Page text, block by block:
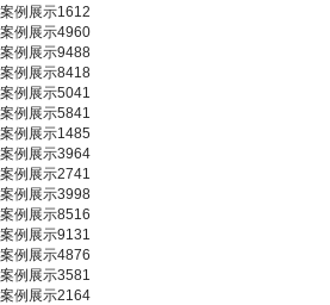
案例展示1612
案例展示4960
案例展示9488
案例展示8418
案例展示5041
案例展示5841
案例展示1485
案例展示3964
案例展示2741
案例展示3998
案例展示8516
案例展示9131
案例展示4876
案例展示3581
案例展示2164